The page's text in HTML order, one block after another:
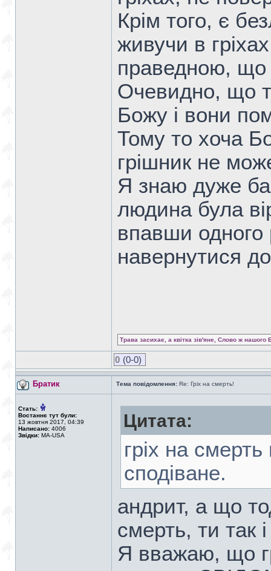
Крім того, є
живучи в
праведною, що
Очевидно, що
Божу і вони
Тому то хоча
грішник не
Я знаю дуже
людина була
впавши одного
навернутися
Трава засихає, а квітка зів'яне, Слово ж нашого
0 (0-0)
Братик Тема повідомлення: Re: Гріх на смерть!
Стать:
Востаннє тут були:
13 жовтня 2017, 04:39
Написано: 4006
Звідки: MA-USA
Цитата:
гріх на
сподіване.
андрит, а що
смерть, ти так
Я вважаю, що